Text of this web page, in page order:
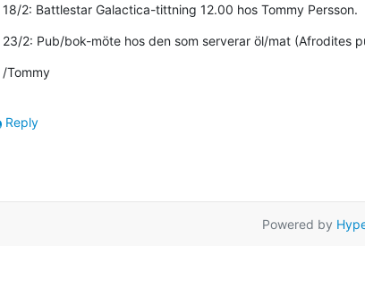
18/2: Battlestar Galactica-tittning 12.00 hos Tommy Persson.
23/2: Pub/bok-möte hos den som serverar öl/mat (Afrodites
/Tommy
Reply
Powered by